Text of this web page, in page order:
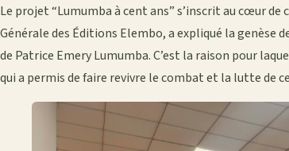
Le projet “Lumumba à cent ans” s’inscrit au cœur
Générale des Éditions Elembo, a expliqué la genèse
de Patrice Emery Lumumba. C’est la raison pour
qui a permis de faire revivre le combat et la lutte de